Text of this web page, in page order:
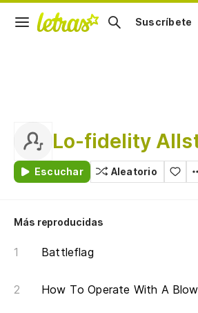
Suscríbete
Lo-fidelity
Escuchar Aleatorio
Más reproducidas
Battleflag
How To Operate With A